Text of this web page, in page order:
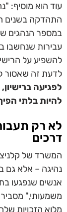
עוד הוא מוסיף:
התהדקה בשנים
במספר הנהגים
עבירות שנחשבו
להשפיע על
לדעת זה שאסור
לפגיעה
להיות בלתי
לא רק
דרכים
המשרד של
נהיגה – אלא גם
אנשים שנפגעו
משמעותי,"
מלוא הזכויות